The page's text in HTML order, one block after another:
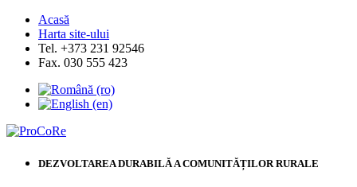
Acasă
Harta site-ului
Tel. +373 231 92546
Fax. 030 555 423
DEZVOLTAREA DURABILĂ A COMUNITĂȚILOR RURALE